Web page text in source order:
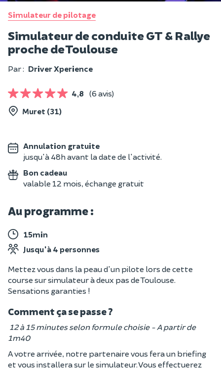
Simulateur de pilotage
Simulateur de conduite GT & Rallye
proche de Toulouse
Par : Driver Xperience
4,8
(6 avis)
Muret (31)
Annulation gratuite
jusqu'à 48h avant la date de l'activité.
Bon cadeau
valable 12 mois, échange gratuit
Au programme :
15min
Jusqu'à 4 personnes
Mettez vous dans la peau d'un pilote lors de cette
course sur simulateur à deux pas de Toulouse.
Sensations garanties !
Comment ça se passe ?
12 à 15 minutes selon formule choisie - A partir de
1m40
A votre arrivée, notre partenaire vous fera un briefing
et vous installera sur le simulateur. Vous effectuerez